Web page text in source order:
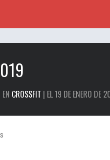
CROSSFIT | EL 19 DE ENERO DE